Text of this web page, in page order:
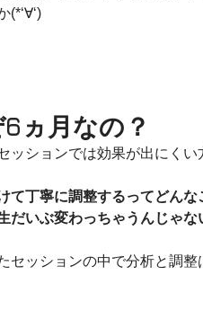
(*‘∀‘)
ヵ月なの？
ッションでは効果が出にく
て丁寧に調整するってどん
だいぶ変わっちゃうんじゃな
セッションの中で分析と調整